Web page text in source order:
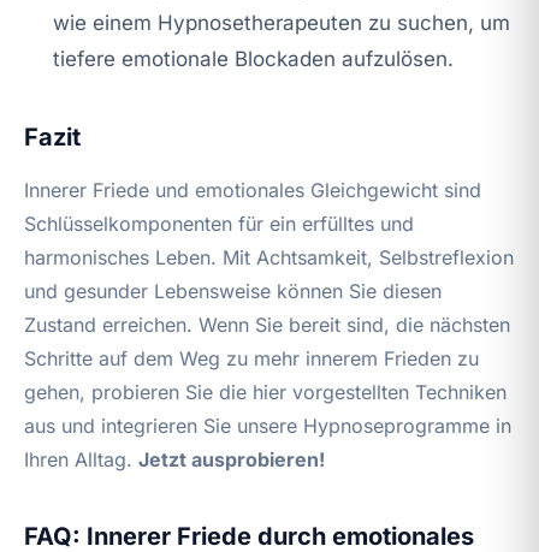
wie einem Hypnosetherapeuten zu suchen, um
tiefere emotionale Blockaden aufzulösen.
Fazit
Innerer Friede und emotionales Gleichgewicht sind
Schlüsselkomponenten für ein erfülltes und
harmonisches Leben. Mit Achtsamkeit, Selbstreflexion
und gesunder Lebensweise können Sie diesen
Zustand erreichen. Wenn Sie bereit sind, die nächsten
Schritte auf dem Weg zu mehr innerem Frieden zu
gehen, probieren Sie die hier vorgestellten Techniken
aus und integrieren Sie unsere Hypnoseprogramme in
Ihren Alltag. Jetzt ausprobieren!
FAQ: Innerer Friede durch emotionales